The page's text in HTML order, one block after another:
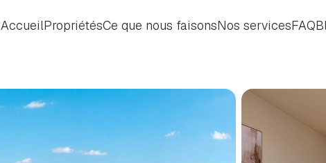
AccueilPropriétésCe que nous faisonsNos servicesFAQ